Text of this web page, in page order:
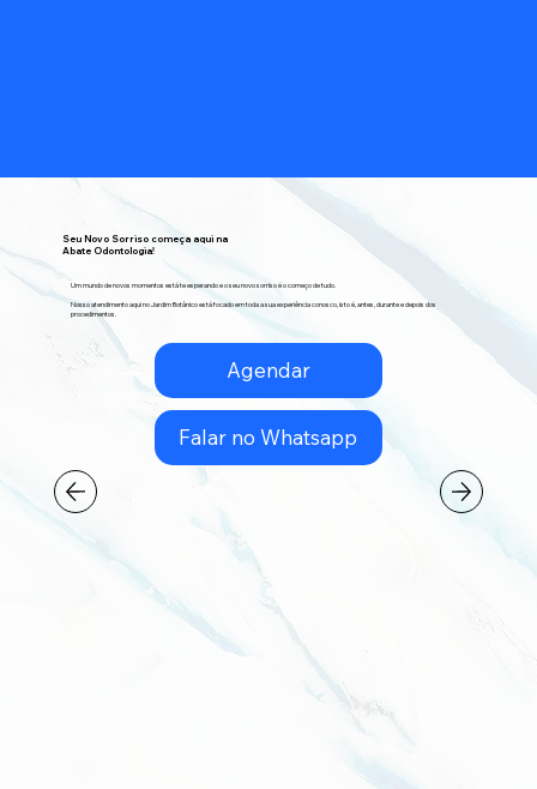
Seu Novo Sorriso começa aqui na
Abate Odontologia!
Um mundo de novos momentos está te esperando e o seu novo sorriso é o começo de tudo.
Nosso atendimento aqui no Jardim Botânico está focado em toda a sua experiência conosco, isto é, antes, durante e depois dos
procedimentos.
Agendar
Falar no Whatsapp